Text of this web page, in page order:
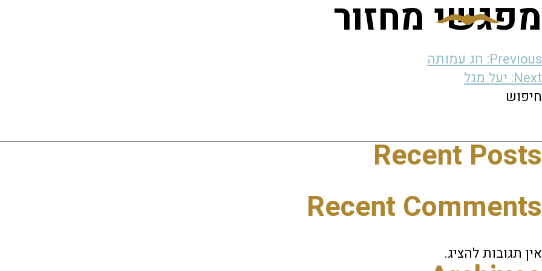
מפגשי מחזור
ניווט
Previous: חג עמותה
Next: יעל מגל
חיפוש
Recent Posts
Recent Comments
אין תגובות להציג.